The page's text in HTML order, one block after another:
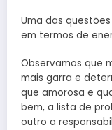
Uma das
em termos de
Observamos que
mais garra e
que amorosa e
bem, a lista de
outro a